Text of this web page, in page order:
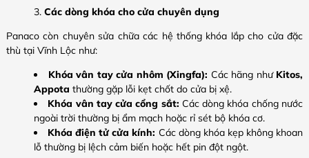
Các dòng khóa cho cửa chuyên dụng
Panaco còn chuyên sửa chữa các hệ thống khóa lắp cho cửa đặc
thù tại Vĩnh Lộc như:
Khóa vân tay cửa nhôm (Xingfa): Các hãng như Kitos,
Appota thường gặp lỗi kẹt chốt do cửa bị xệ.
Khóa vân tay cửa cổng sắt: Các dòng khóa chống nước
ngoài trời thường bị ẩm mạch hoặc rỉ sét bộ khóa cơ.
Khóa điện tử cửa kính: Các dòng khóa kẹp không khoan
lỗ thường bị lệch cảm biến hoặc hết pin đột ngột.